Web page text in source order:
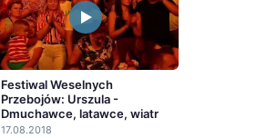
Festiwal Weselnych
Przebojów: Urszula -
Dmuchawce, latawce, wiatr
17.08.2018